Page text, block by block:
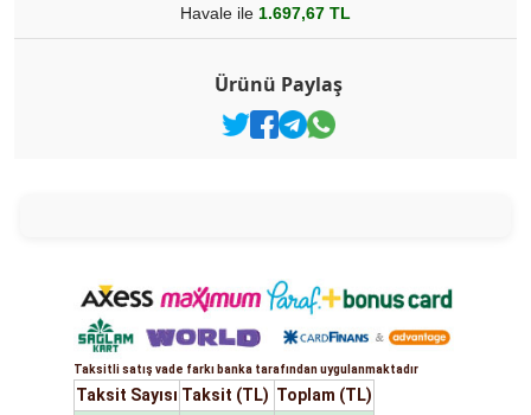
Havale ile 1.697,67 TL
Ürünü Paylaş
Taksitli satış vade farkı banka tarafından uygulanmaktadır
Taksit Sayısı Taksit (TL) Toplam (TL)